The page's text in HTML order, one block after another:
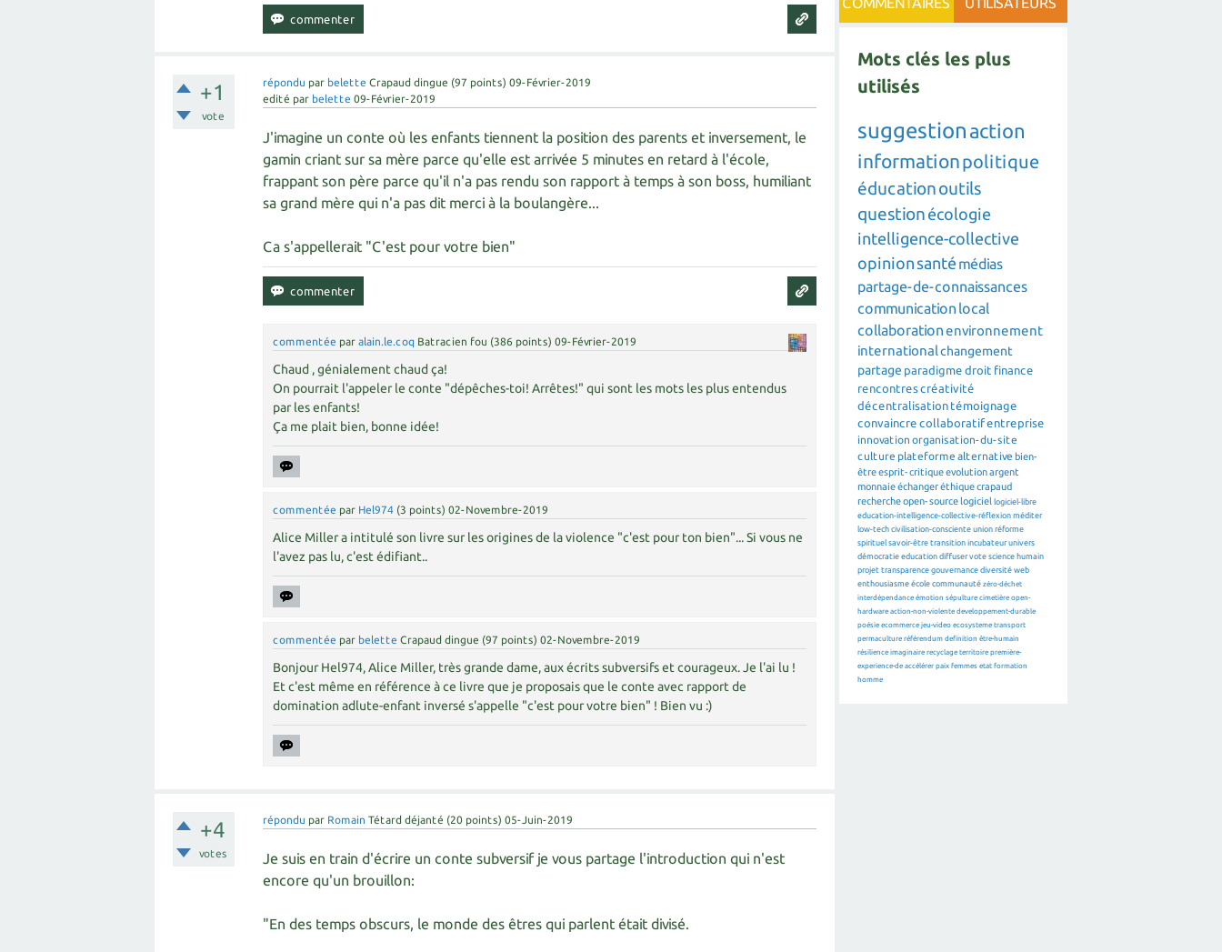
+1
vote
répondu par belette Crapaud dingue (97 points) 09-Février-2019
edité par belette 09-Février-2019
J'imagine un conte où les enfants tiennent la position des parents et inversement, le
gamin criant sur sa mère parce qu'elle est arrivée 5 minutes en retard à l'école,
frappant son père parce qu'il n'a pas rendu son rapport à temps à son boss, humiliant
sa grand mère qui n'a pas dit merci à la boulangère...
Ca s'appellerait "C'est pour votre bien"
commentée paralain.le.coq Batracien fou (386 points) 09-Février-2019
Chaud , génialement chaud ça!
On pourrait l'appeler le conte "dépêches-toi! Arrêtes!" qui sont les mots les plus entendus
par les enfants!
Ça me plait bien, bonne idée!
commentée par Hel974 (3 points) 02-Novembre-2019
Alice Miller a intitulé son livre sur les origines de la violence "c'est pour ton bien"... Si vous ne
l'avez pas lu, c'est édifiant..
commentée par belette Crapaud dingue (97 points) 02-Novembre-2019
Bonjour Hel974, Alice Miller, très grande dame, aux écrits subversifs et courageux. Je l'ai lu !
Et c'est même en référence à ce livre que je proposais que le conte avec rapport de
domination adlute-enfant inversé s'appelle "c'est pour votre bien" ! Bien vu :)
+4
votes
répondu par Romain Tétard déjanté (20 points) 05-Juin-2019
Je suis en train d'écrire un conte subversif je vous partage l'introduction qui n'est
encore qu'un brouillon:
"En des temps obscurs, le monde des êtres qui parlent était divisé.
Mots clés les plus
utilisés
suggestion action
informationpolitique
éducationoutils
question écologie
intelligence-collective
opinion santé médias
partage-de-connaissances
communication local
collaborationenvironnement
internationalchangement
partage paradigme droit finance
rencontrescréativité
décentralisation témoignage
convaincre collaboratifentreprise
innovation organisation-du-site
culture plateforme alternative bien-
êtreesprit-critiqueevolutionargent
monnaieéchangeréthiquecrapaud
rechercheopen-source logiciel logiciel-libre
education-intelligence-collective-réflexion méditer
low-tech civilisation-consciente union réforme
spirituel savoir-être transition incubateur univers
démocratie education diffuser vote science humain
projet transparence gouvernance diversité web
enthousiasme école communauté zéro-déchet
interdépendance émotion sépulture cimetière open-
hardware action-non-violente developpement-durable
poésie ecommerce jeu-video ecosysteme transport
permaculture référendum definition être-humain
résilience imaginaire recyclage territoire première-
experience-de accélérer paix femmes etat formation
homme